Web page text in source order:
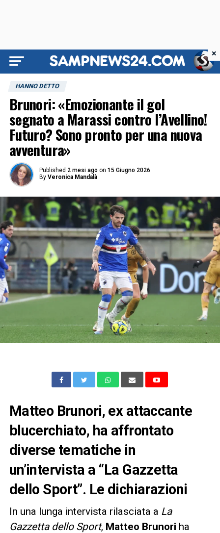
HANNO DETTO
Brunori: «Emozionante il gol
segnato a Marassi contro l’Avellino!
Futuro? Sono pronto per una nuova
avventura»
Published 2 mesi ago on 15 Giugno 2026
By Veronica Mandalà
Matteo Brunori, ex attaccante
blucerchiato, ha affrontato
diverse tematiche in
un’intervista a “La Gazzetta
dello Sport”. Le dichiarazioni
In una lunga intervista rilasciata a La
Gazzetta dello Sport, Matteo Brunori ha
×